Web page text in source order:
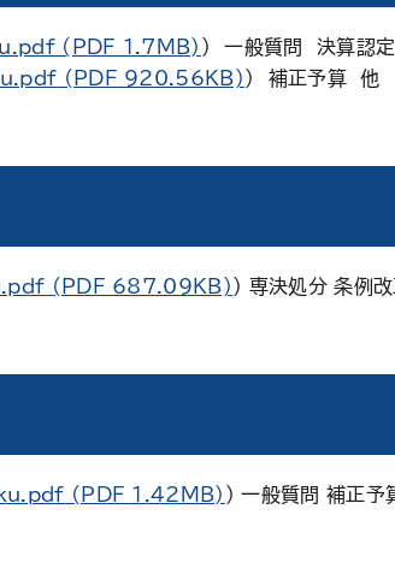
(PDF 1.7MB) ） 一般質問 決算認定
(PDF 920.56KB) ） 補正予算 他
(PDF 687.09KB) ） 専決処分 条例
(PDF 1.42MB) ） 一般質問 補正予